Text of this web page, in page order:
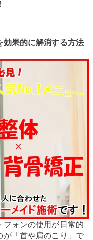
効果的に解消する方法
フォンの使用が日常的
が「首や肩のこり」で